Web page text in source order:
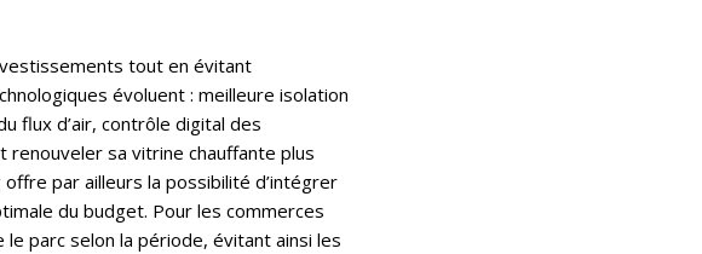
tout en évitant
évoluent : meilleure isolation
flux d’air, contrôle digital des
renouveler sa vitrine chauffante plus
par ailleurs la possibilité d’intégrer
du budget. Pour les commerces
parc selon la période, évitant ainsi les